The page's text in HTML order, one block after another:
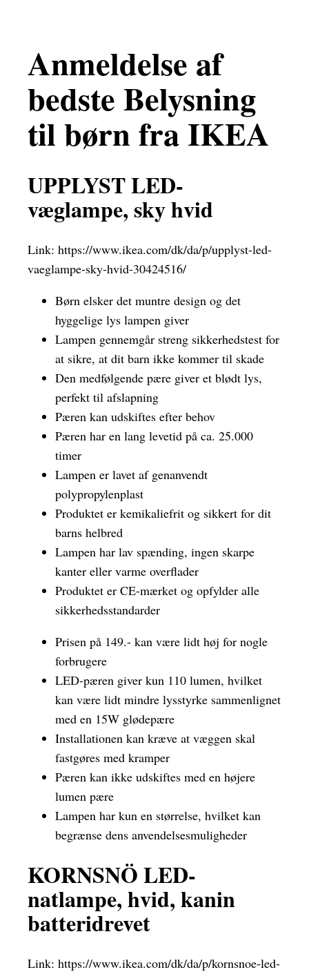
Anmeldelse af
bedste Belysning
til børn fra IKEA
UPPLYST LED-
væglampe, sky hvid
Link: https://www.ikea.com/dk/da/p/upplyst-led-
vaeglampe-sky-hvid-30424516/
Børn elsker det muntre design og det
hyggelige lys lampen giver
Lampen gennemgår streng sikkerhedstest for
at sikre, at dit barn ikke kommer til skade
Den medfølgende pære giver et blødt lys,
perfekt til afslapning
Pæren kan udskiftes efter behov
Pæren har en lang levetid på ca. 25.000
timer
Lampen er lavet af genanvendt
polypropylenplast
Produktet er kemikaliefrit og sikkert for dit
barns helbred
Lampen har lav spænding, ingen skarpe
kanter eller varme overflader
Produktet er CE-mærket og opfylder alle
sikkerhedsstandarder
Prisen på 149.- kan være lidt høj for nogle
forbrugere
LED-pæren giver kun 110 lumen, hvilket
kan være lidt mindre lysstyrke sammenlignet
med en 15W glødepære
Installationen kan kræve at væggen skal
fastgøres med kramper
Pæren kan ikke udskiftes med en højere
lumen pære
Lampen har kun en størrelse, hvilket kan
begrænse dens anvendelsesmuligheder
KORNSNÖ LED-
natlampe, hvid, kanin
batteridrevet
Link: https://www.ikea.com/dk/da/p/kornsnoe-led-